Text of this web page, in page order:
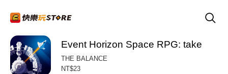
Event Horizon Space RPG: take
THE BALANCE
NT$23